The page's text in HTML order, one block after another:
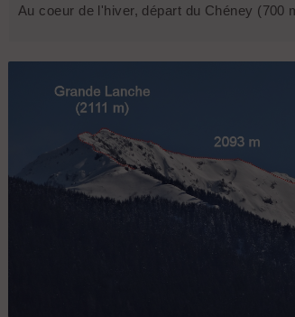
Au coeur de l'hiver, départ du Chéney (700